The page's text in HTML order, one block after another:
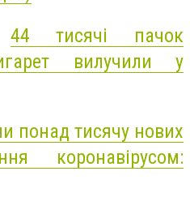
44 тисячі пачок
вилучили у
понад тисячу нових
коронавірусом: